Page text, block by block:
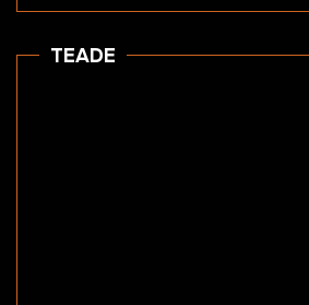
TEADE